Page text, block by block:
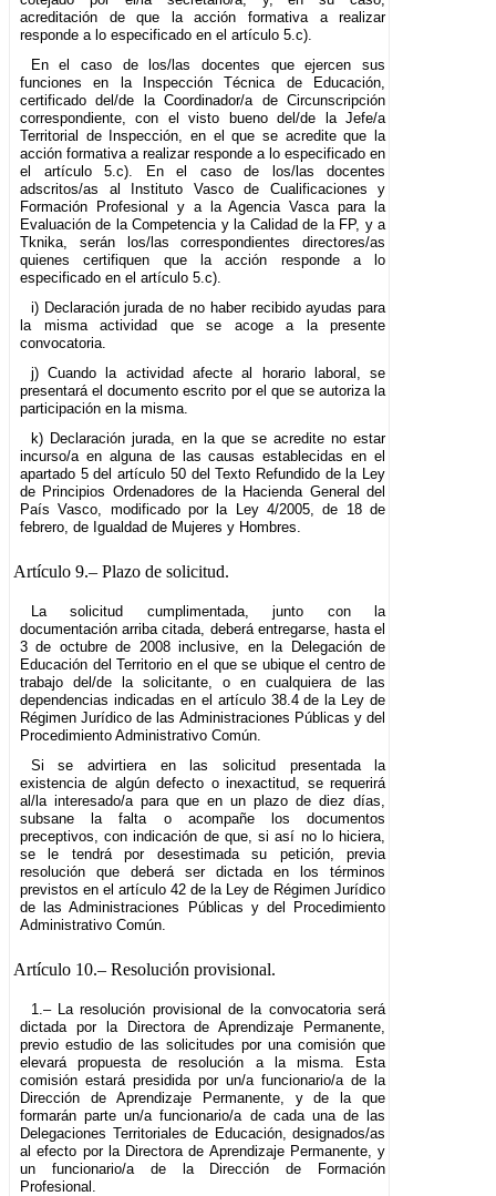
acreditación de que la acción formativa a realizar
responde a lo especificado en el artículo 5.c).
En el caso de los/las docentes que ejercen sus
funciones en la Inspección Técnica de Educación,
certificado del/de la Coordinador/a de Circunscripción
correspondiente, con el visto bueno del/de la Jefe/a
Territorial de Inspección, en el que se acredite que la
acción formativa a realizar responde a lo especificado en
el artículo 5.c). En el caso de los/las docentes
adscritos/as al Instituto Vasco de Cualificaciones y
Formación Profesional y a la Agencia Vasca para la
Evaluación de la Competencia y la Calidad de la FP, y a
Tknika, serán los/las correspondientes directores/as
quienes certifiquen que la acción responde a lo
especificado en el artículo 5.c).
i) Declaración jurada de no haber recibido ayudas para
la misma actividad que se acoge a la presente
convocatoria.
j) Cuando la actividad afecte al horario laboral, se
presentará el documento escrito por el que se autoriza la
participación en la misma.
k) Declaración jurada, en la que se acredite no estar
incurso/a en alguna de las causas establecidas en el
apartado 5 del artículo 50 del Texto Refundido de la Ley
de Principios Ordenadores de la Hacienda General del
País Vasco, modificado por la Ley 4/2005, de 18 de
febrero, de Igualdad de Mujeres y Hombres.
Artículo 9.– Plazo de solicitud.
La solicitud cumplimentada, junto con la
documentación arriba citada, deberá entregarse, hasta el
3 de octubre de 2008 inclusive, en la Delegación de
Educación del Territorio en el que se ubique el centro de
trabajo del/de la solicitante, o en cualquiera de las
dependencias indicadas en el artículo 38.4 de la Ley de
Régimen Jurídico de las Administraciones Públicas y del
Procedimiento Administrativo Común.
Si se advirtiera en las solicitud presentada la
existencia de algún defecto o inexactitud, se requerirá
al/la interesado/a para que en un plazo de diez días,
subsane la falta o acompañe los documentos
preceptivos, con indicación de que, si así no lo hiciera,
se le tendrá por desestimada su petición, previa
resolución que deberá ser dictada en los términos
previstos en el artículo 42 de la Ley de Régimen Jurídico
de las Administraciones Públicas y del Procedimiento
Administrativo Común.
Artículo 10.– Resolución provisional.
1.– La resolución provisional de la convocatoria será
dictada por la Directora de Aprendizaje Permanente,
previo estudio de las solicitudes por una comisión que
elevará propuesta de resolución a la misma. Esta
comisión estará presidida por un/a funcionario/a de la
Dirección de Aprendizaje Permanente, y de la que
formarán parte un/a funcionario/a de cada una de las
Delegaciones Territoriales de Educación, designados/as
al efecto por la Directora de Aprendizaje Permanente, y
un funcionario/a de la Dirección de Formación
Profesional.